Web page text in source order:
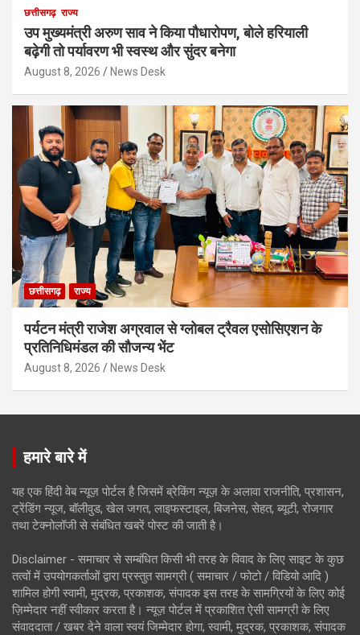
छत्तीसगढ़ राज्य
उप मुख्यमंत्री अरुण साव ने किया पौधारोपण, बोले हरियाली
बढ़ेगी तो पर्यावरण भी स्वस्थ और सुंदर बनेगा
August 8, 2026 News Desk
छत्तीसगढ़ राज्य
पर्यटन मंत्री राजेश अग्रवाल से ग्लोबल ट्रैवल एसोसिएशन के
प्रतिनिधिमंडल की सौजन्य भेंट
August 8, 2026 News Desk
हमारे बारे में
यह एक हिंदी वेब न्यूज़ पोर्टल है जिसमें ब्रेकिंग न्यूज़ के अलावा राजनीति, प्रशासन,
ट्रेंडिंग न्यूज, बॉलीवुड, खेल जगत, लाइफस्टाइल, बिजनेस, सेहत, ब्यूटी, रोजगार
तथा टेक्नोलॉजी से संबंधित खबरें पोस्ट की जाती है।
Disclaimer - समाचार से सम्बंधित किसी भी तरह के विवाद के लिए साइट के कुछ
तत्वों में उपयोगकर्ताओं द्वारा प्रस्तुत सामग्री ( समाचार / फोटो / विडियो आदि )
शामिल होगी स्वामी, मुद्रक, प्रकाशक, संपादक इस तरह के सामग्रियों के लिए कोई
ज़िम्मेदार नहीं स्वीकार करता है। न्यूज़ पोर्टल में प्रकाशित ऐसी सामग्री के लिए
संवाददाता / खबर देने वाला स्वयं जिम्मेदार होगा, स्वामी, मुद्रक, प्रकाशक, संपादक